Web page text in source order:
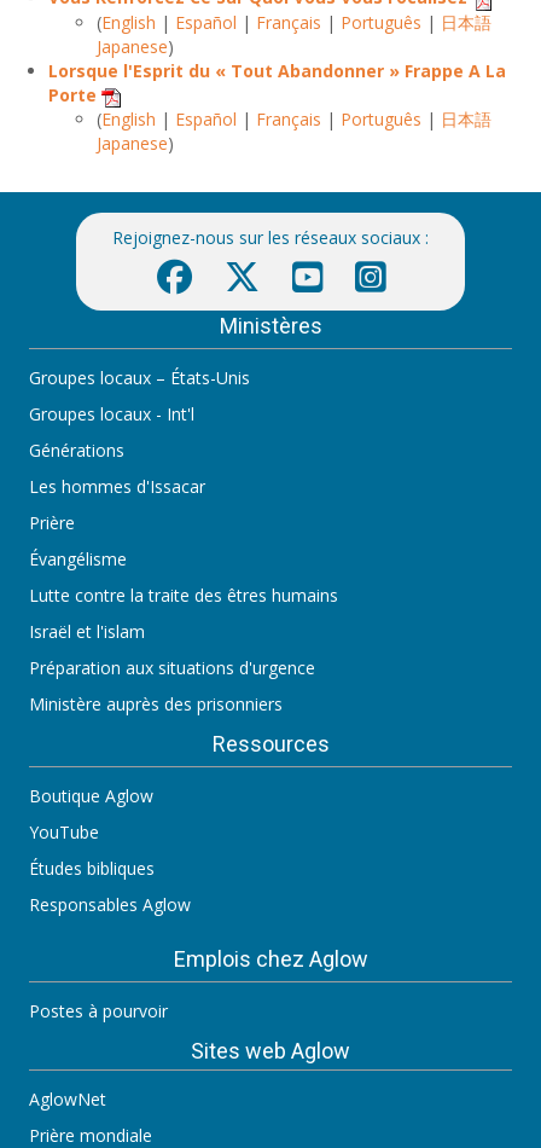
(English | Español | Français | Português | 日本語
Japanese)
Lorsque l'Esprit du « Tout Abandonner » Frappe A La
Porte
(English | Español | Français | Português | 日本語
Japanese)
Rejoignez-nous sur les réseaux sociaux :
Ministères
Groupes locaux – États-Unis
Groupes locaux - Int'l
Générations
Les hommes d'Issacar
Prière
Évangélisme
Lutte contre la traite des êtres humains
Israël et l'islam
Préparation aux situations d'urgence
Ministère auprès des prisonniers
Ressources
Boutique Aglow
YouTube
Études bibliques
Responsables Aglow
Emplois chez Aglow
Postes à pourvoir
Sites web Aglow
AglowNet
Prière mondiale